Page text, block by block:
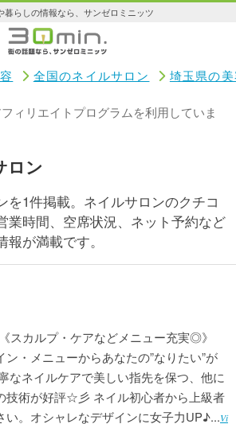
暮らしの情報なら、サンゼロミニッツ
全国のネイルサロン 埼玉県の
ィリエイトプログラムを利用していま
ロン
を1件掲載。ネイルサロンのクチコ
業時間、空席状況、ネット予約など
が満載です。
スカルプ・ケアなどメニュー充実◎》
・メニューからあなたの”なりたい”が
なネイルケアで美しい指先を保つ、他に
技術が好評☆彡 ネイル初心者から上級者
い。オシャレなデザインに女子力UP♪...Vi